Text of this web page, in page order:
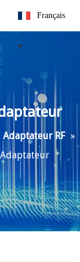
Français
Adaptateur RF »
Adaptateur